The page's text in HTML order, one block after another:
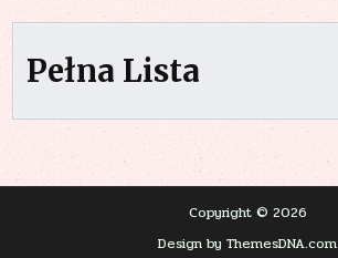
Pełna Lista
Copyright © 2026
Design by ThemesDNA.com